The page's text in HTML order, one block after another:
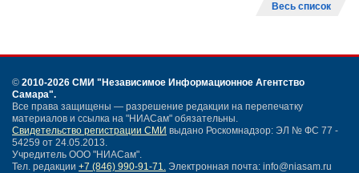
Весь список
© 2010-2026 СМИ "Независимое Информационное Агентство
Самара".
Все права защищены — разрешение редакции на перепечатку
материалов и ссылка на "НИАСам" обязательны.
Свидетельство регистрации СМИ выдано Роскомнадзор: ЭЛ № ФС 77 -
54259 от 24.05.2013.
Учредитель ООО "НИАСам".
Тел. редакции +7 (846) 990-91-71. Электронная почта: info@niasam.ru